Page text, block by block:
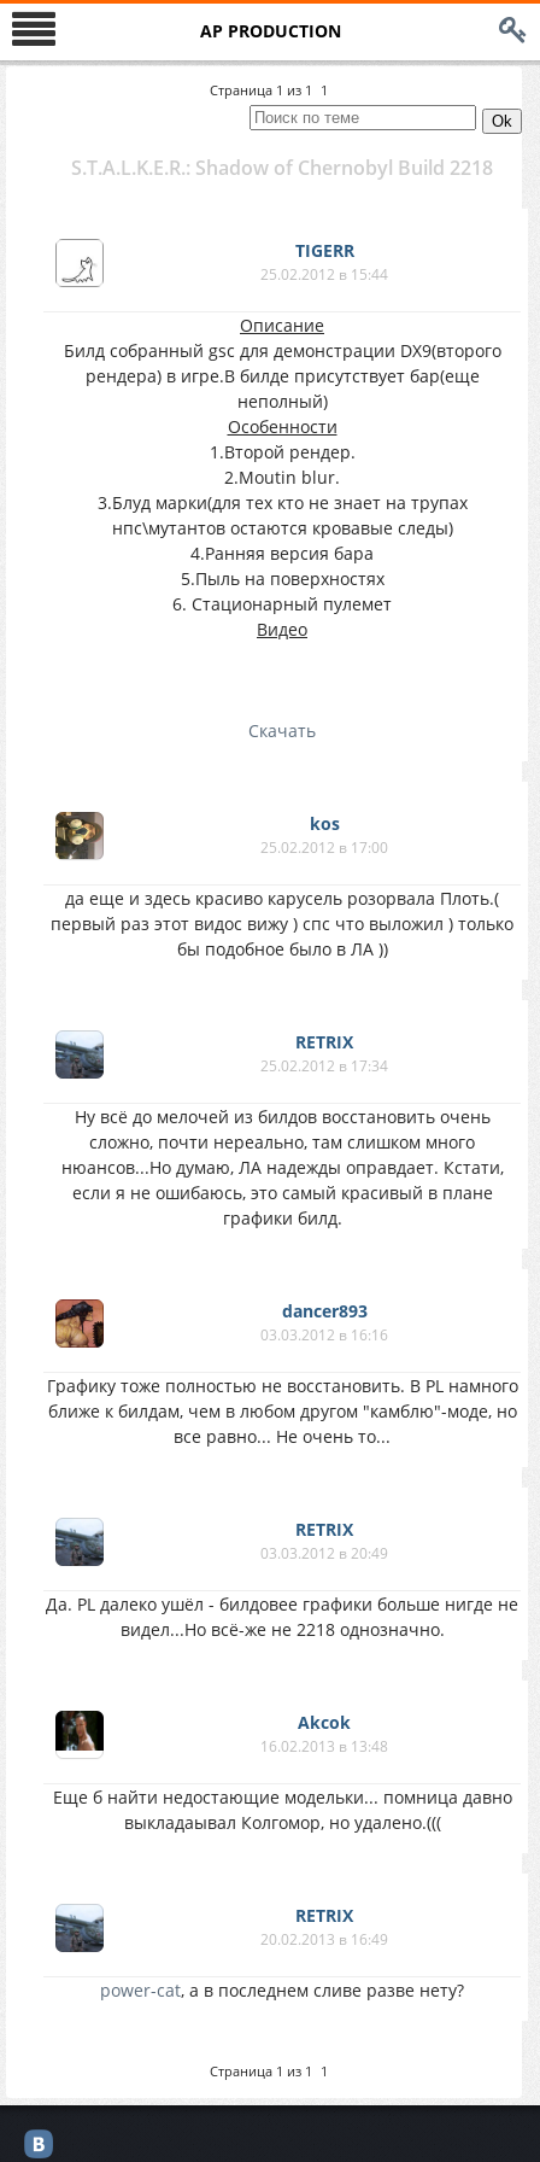
AP PRODUCTION
Страница 1 из 1 1
S.T.A.L.K.E.R.: Shadow of Chernobyl Build 2218
TIGERR
25.02.2012 в 15:44
Описание
Билд собранный gsc для демонстрации DX9(второго
рендера) в игре.В билде присутствует бар(еще
неполный)
Особенности
1.Второй рендер.
2.Moutin blur.
3.Блуд марки(для тех кто не знает на трупах
нпс\мутантов остаются кровавые следы)
4.Ранняя версия бара
5.Пыль на поверхностях
6. Стационарный пулемет
Видео
Cкачать
kos
25.02.2012 в 17:00
да еще и здесь красиво карусель розорвала Плоть.(
первый раз этот видос вижу ) спс что выложил ) только
бы подобное было в ЛА ))
RETRIX
25.02.2012 в 17:34
Ну всё до мелочей из билдов восстановить очень
сложно, почти нереально, там слишком много
нюансов...Но думаю, ЛА надежды оправдает. Кстати,
если я не ошибаюсь, это самый красивый в плане
графики билд.
dancer893
03.03.2012 в 16:16
Графику тоже полностью не восстановить. В PL намного
ближе к билдам, чем в любом другом "камблю"-моде, но
все равно... Не очень то...
RETRIX
03.03.2012 в 20:49
Да. PL далеко ушёл - билдовее графики больше нигде не
видел...Но всё-же не 2218 однозначно.
Akcok
16.02.2013 в 13:48
Еще б найти недостающие модельки... помница давно
выкладаывал Колгомор, но удалено.(((
RETRIX
20.02.2013 в 16:49
power-cat, а в последнем сливе разве нету?
Страница 1 из 1 1